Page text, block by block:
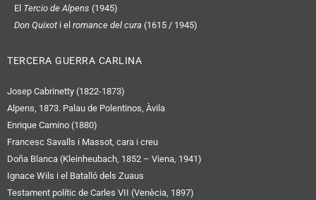
El Tercio de Alpens (1945)
Don Quixot i el romance del cura (1615 / 1945)
TERCERA GUERRA CARLINA
Josep Cabrinetty (1822-1873)
Alpens, 1873. Palau de Polentinos, Àvila
Enrique Camino (1880)
Francesc Savalls i Massot, cara i creu
Doña Blanca (Kleinheubach, 1852 – Viena, 1941)
Ignace Wils i el Batalló dels Zuaus
Testament polític de Carles VII (Venècia, 1897)